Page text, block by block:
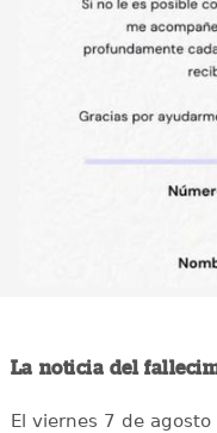
La noticia del
El viernes 7 de